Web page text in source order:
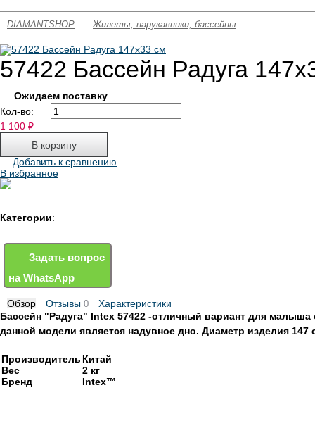
DIAMANTSHOP Жилеты, нарукавники, бассейны
57422 Бассейн Радуга
Ожидаем поставку
Кол-во:
1 100 ₽
Добавить к сравнению
В избранное
Категории:
Задать вопрос
на WhatsApp
Обзор Отзывы 0
Характеристики
Бассейн "Радуга" Intex 57422 -отличный вариант для
данной модели является надувное дно. Диаметр изделия 147
Производитель Китай
Вес
2 кг
Бренд
Intex™